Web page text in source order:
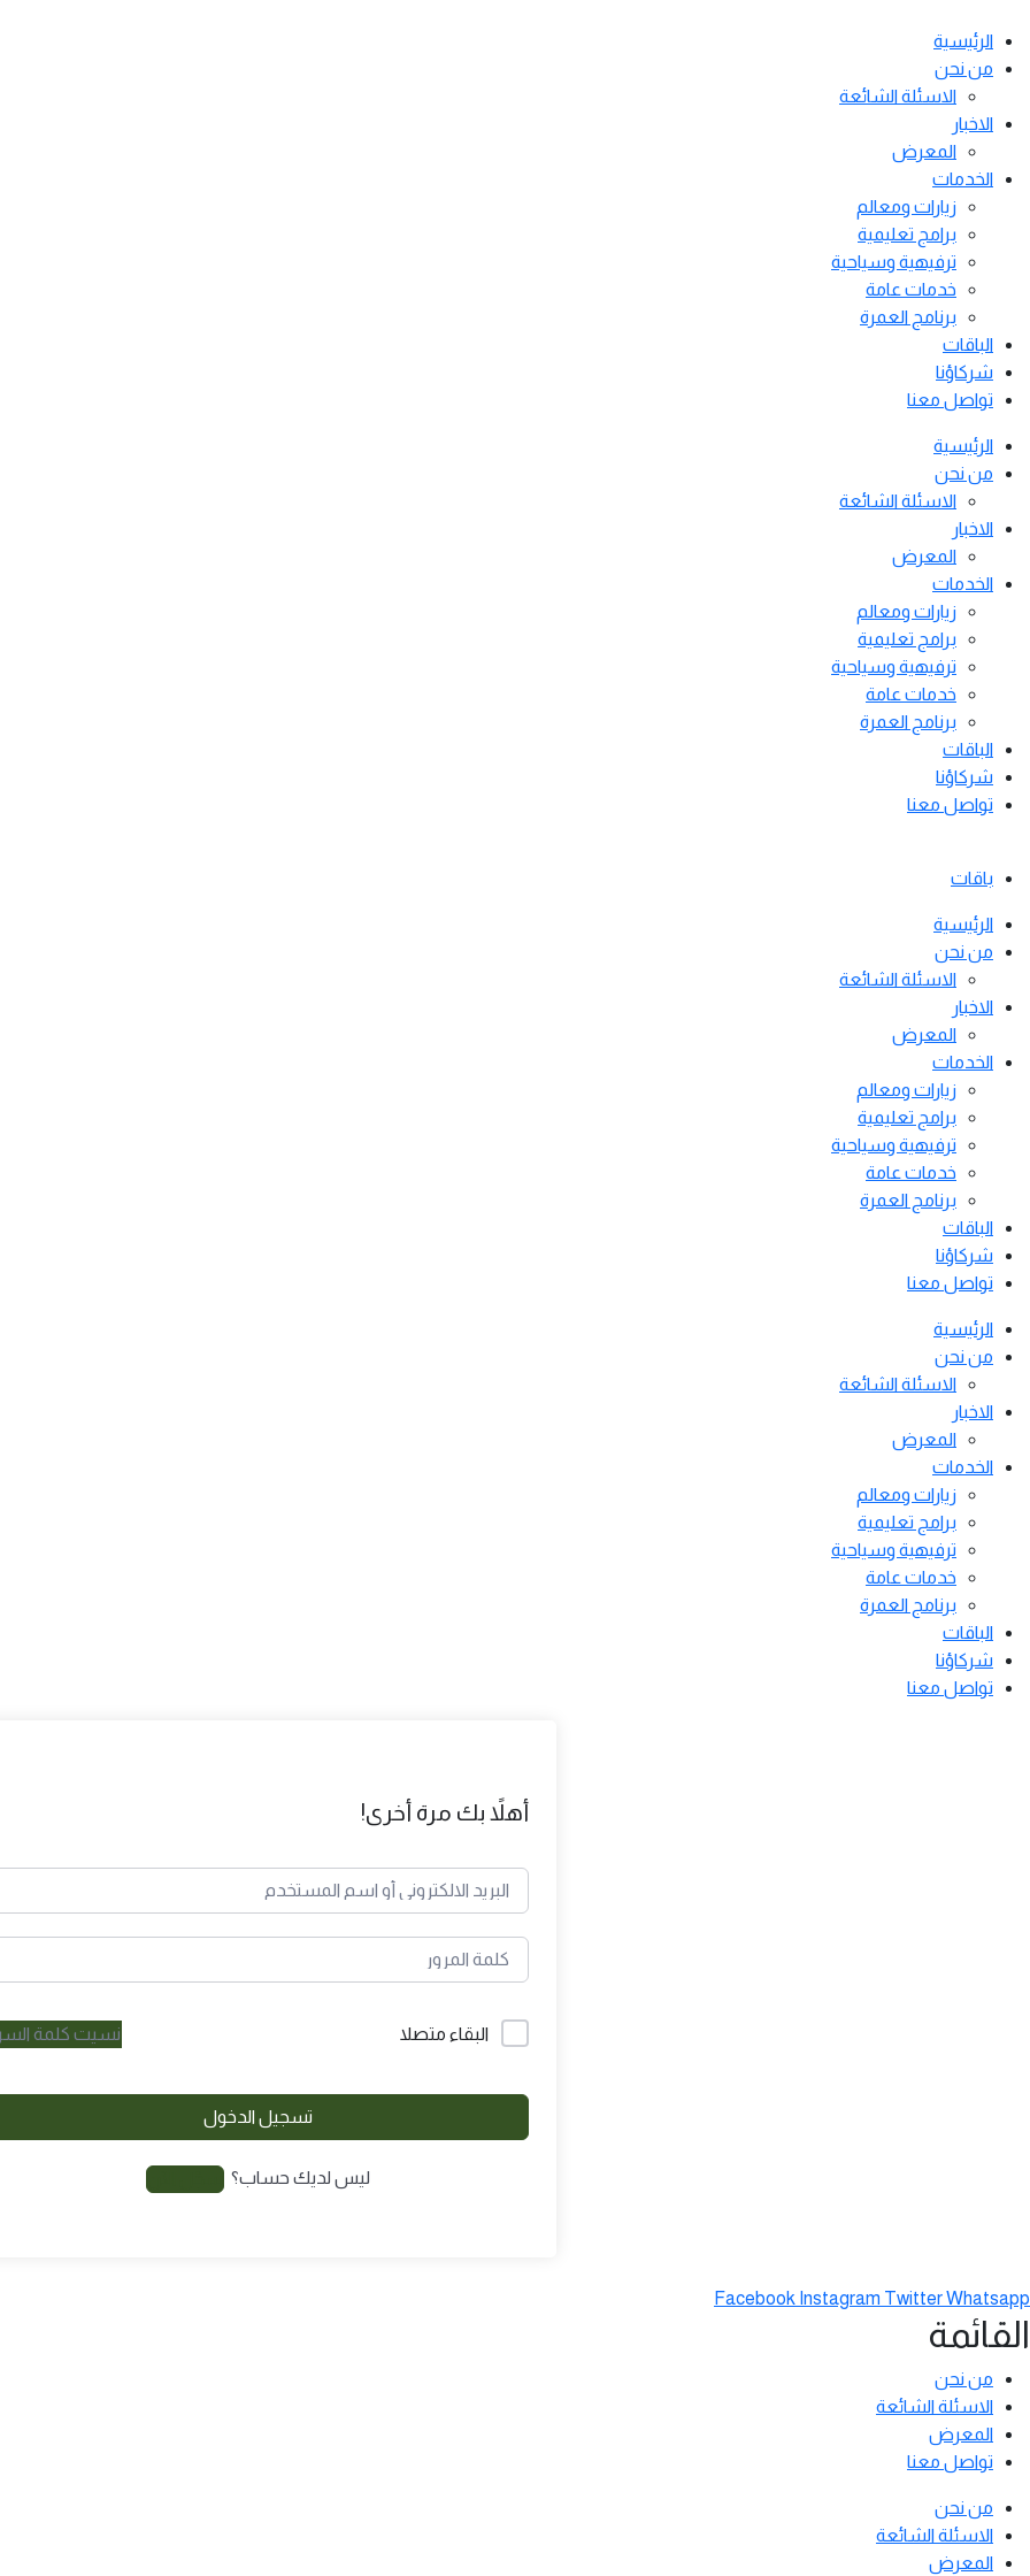
الرئيسية
من نحن
الاسئلة الشائعة
الاخبار
المعرض
الخدمات
زيارات ومعالم
برامج تعليمية
ترفيهية وسياحية
خدمات عامة
برنامج العمرة
الباقات
شركاؤنا
تواصل معنا
الرئيسية
من نحن
الاسئلة الشائعة
الاخبار
المعرض
الخدمات
زيارات ومعالم
برامج تعليمية
ترفيهية وسياحية
خدمات عامة
برنامج العمرة
الباقات
شركاؤنا
تواصل معنا
باقات
الرئيسية
من نحن
الاسئلة الشائعة
الاخبار
المعرض
الخدمات
زيارات ومعالم
برامج تعليمية
ترفيهية وسياحية
خدمات عامة
برنامج العمرة
الباقات
شركاؤنا
تواصل معنا
الرئيسية
من نحن
الاسئلة الشائعة
الاخبار
المعرض
الخدمات
زيارات ومعالم
برامج تعليمية
ترفيهية وسياحية
خدمات عامة
برنامج العمرة
الباقات
شركاؤنا
تواصل معنا
أهلاً بك مرة أخرى!
البقاء متصلا نسيت كلمة
تسجيل الدخول
ليس لديك حساب؟
Facebook Instagram TwitterWhatsapp
القائمة
من نحن
الاسئلة الشائعة
المعرض
تواصل معنا
من نحن
الاسئلة الشائعة
المعرض